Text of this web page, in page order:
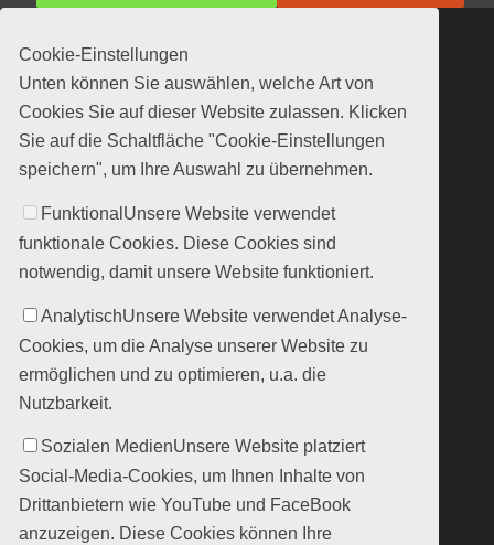
Cookie-Einstellungen
Unten können Sie auswählen, welche Art von
Cookies Sie auf dieser Website zulassen. Klicken
Sie auf die Schaltfläche "Cookie-Einstellungen
speichern", um Ihre Auswahl zu übernehmen.
Funktional Unsere Website verwendet
funktionale Cookies. Diese Cookies sind
notwendig, damit unsere Website funktioniert.
AnalytischUnsere Website verwendet Analyse-
Cookies, um die Analyse unserer Website zu
ermöglichen und zu optimieren, u.a. die
Nutzbarkeit.
Sozialen MedienUnsere Website platziert
Social-Media-Cookies, um Ihnen Inhalte von
Drittanbietern wie YouTube und FaceBook
anzuzeigen. Diese Cookies können Ihre